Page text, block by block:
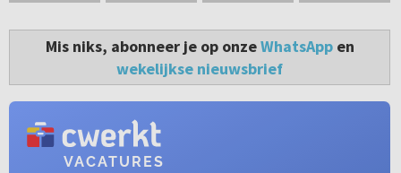
Mis niks, abonneer je op onzeWhatsAppen
wekelijkse nieuwsbrief